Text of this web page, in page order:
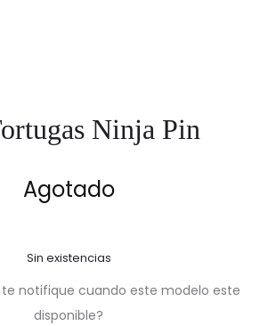
Ninja Pin
Agotado
Sin existencias
te notifique cuando este modelo este
disponible?